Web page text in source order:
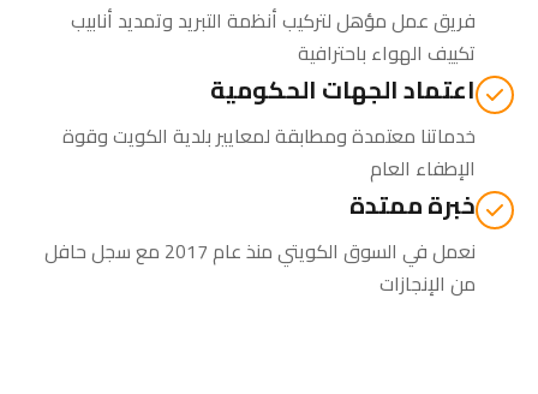
فريق عمل مؤهل لتركيب أنظمة التبريد وتمديد أنابيب
تكييف الهواء باحترافية
اعتماد الجهات الحكومية
خدماتنا معتمدة ومطابقة لمعايير بلدية الكويت وقوة
الإطفاء العام
خبرة ممتدة
نعمل في السوق الكويتي منذ عام 2017 مع سجل حافل
من الإنجازات